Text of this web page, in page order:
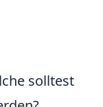
solltest